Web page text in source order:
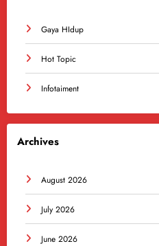
Gaya HIdup
Hot Topic
Infotaiment
Archives
August 2026
July 2026
June 2026